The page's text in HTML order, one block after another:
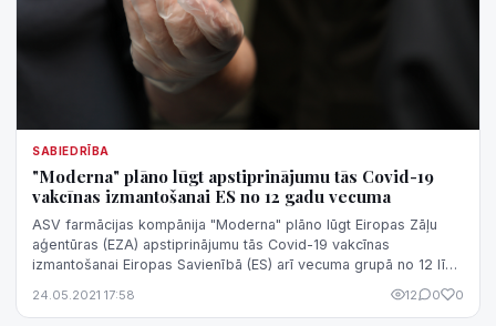
SABIEDRĪBA
"Moderna" plāno lūgt apstiprinājumu tās Covid-19
vakcīnas izmantošanai ES no 12 gadu vecuma
ASV farmācijas kompānija "Moderna" plāno lūgt Eiropas Zāļu
aģentūras (EZA) apstiprinājumu tās Covid-19 vakcīnas
izmantošanai Eiropas Savienībā (ES) arī vecuma grupā no 12 līdz
24.05.2021 17:58 12 0 0